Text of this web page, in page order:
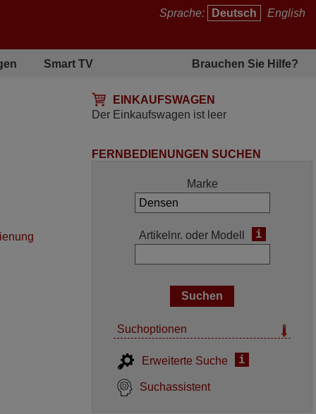
Sprache: Deutsch English
Smart TV Brauchen Sie Hilfe?
EINKAUFSWAGEN
Der Einkaufswagen ist leer
FERNBEDIENUNGEN SUCHEN
Marke
Artikelnr. oder Modell i
Suchoptionen
Erweiterte Suche i
Suchassistent